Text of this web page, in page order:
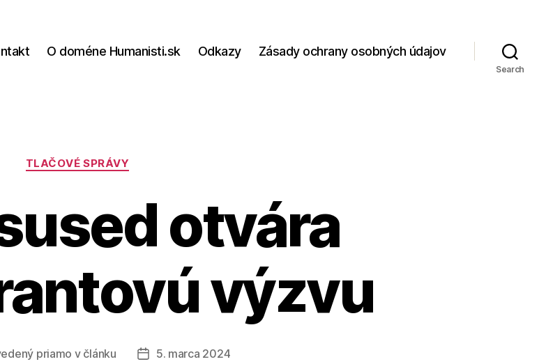
O doméne Humanisti.sk Odkazy Zásady ochrany osobných údajov
Search
Kategórie
TLAČOVÉ SPRÁVY
otvára
výzvu
priamo v článku
Dátum
5. marca 2024